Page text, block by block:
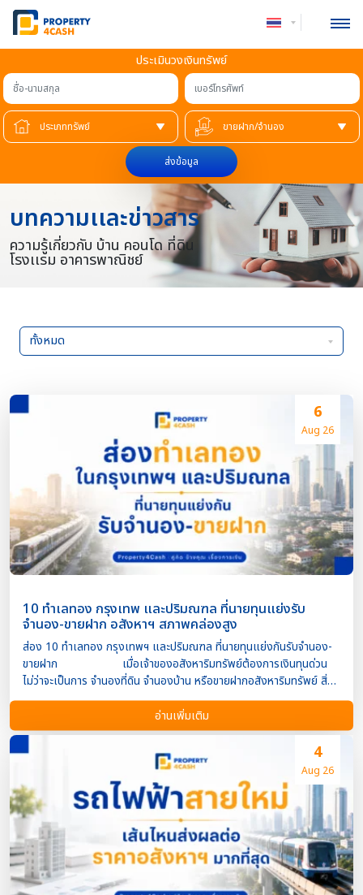
ประเมินวงเงินทรัพย์
ชื่อ-นามสกุล
เบอร์โทรศัพท์
ส่งข้อมูล
บทความเเละข่าวสาร
ความรู้เกี่ยวกับ บ้าน คอนโด ที่ดิน
โรงเเรม อาคารพาณิชย์
ทั้งหมด
6
Aug 26
10 ทำเลทอง กรุงเทพ และปริมณฑล ที่นายทุนแย่งรับ
จำนอง-ขายฝาก อสังหาฯ สภาพคล่องสูง
ส่อง 10 ทำเลทอง กรุงเทพฯ และปริมณฑล ที่นายทุนแย่งกันรับจำนอง-
ขายฝาก เมื่อเจ้าของอสังหาริมทรัพย์ต้องการเงินทุนด่วน
ไม่ว่าจะเป็นการ จำนองที่ดิน จำนองบ้าน หรือขายฝากอสังหาริมทรัพย์ สิ่ง
หนึ่งที่ส่งผลต่อการอนุมัติ วงเงิน และระยะเวลาพิจารณา คือ “ทำเล”
ในความเป็นจริง นักลงทุนและผู้รับจำนองไม่ได้พิจารณาเฉพาะ
ราคาประเมินของทรัพย์สินเท่านั้น แต่ยังให้ความสำคัญกับ ศักยภาพของ
ทำเล สภาพคล่อง และความสามารถในการขายต่อ หากเกิดกรณีต้อง
บังคับหลักประกัน จึงไม่น่าแปลกใจที่อสังหาริมทรัพย์ในบาง
พื้นที่จะได้รับความสนใจจากนายทุนมากกว่าพื้นที่อื่น และมักได้รับข้อเสนอ
ด้านวงเงินที่ดีกว่า ทำไม “ทำเล” จึงสำคัญต่อการรับจำนองและขายฝาก?
ผู้รับจำนองหรือผู้ลงทุนจะประเมินความเสี่ยงจากหลายปัจจัย
เช่น ความต้องการซื้อขายในพื้นที่ ราคาตลาดและแนวโน้มการเติบโต
สภาพคล่องของอสังหาริมทรัพย์ ระบบคมนาคม การพัฒนาโครงสร้างพื้น
ฐาน จำนวนประชากรและแหล่งงาน โอกาสในการขายต่อหากลูกหนี้ผิดนัด
ยิ่งทำเลมีความต้องการสูง ความเสี่ยงของผู้รับจ […]
อ่านเพิ่มเติม
4
Aug 26